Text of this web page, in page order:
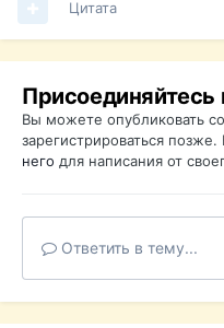
Цитата
Вы можете опубликовать
зарегистрироваться позже.
него для написания от
Ответить в тему...